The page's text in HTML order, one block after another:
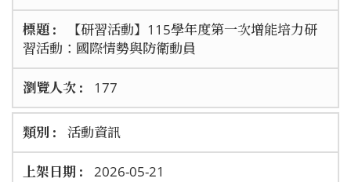
【研習活動】115學年度第一次增能培力研
習活動：國際情勢與防衛動員
177
活動資訊
2026-05-21